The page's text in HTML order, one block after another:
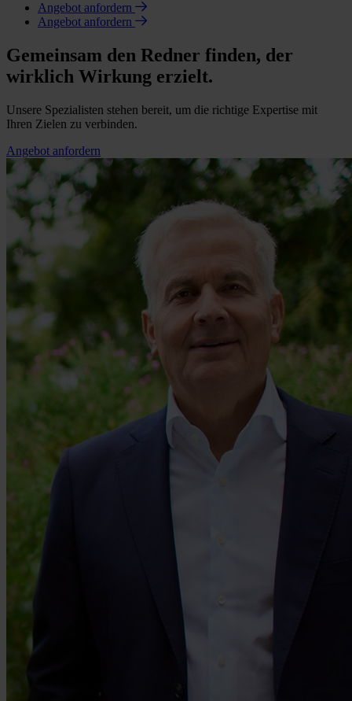
Angebot anfordern
Angebot anfordern
Gemeinsam den Redner finden, der
wirklich Wirkung erzielt.
Unsere Spezialisten stehen bereit, um die richtige Expertise mit
Ihren Zielen zu verbinden.
Angebot anfordern